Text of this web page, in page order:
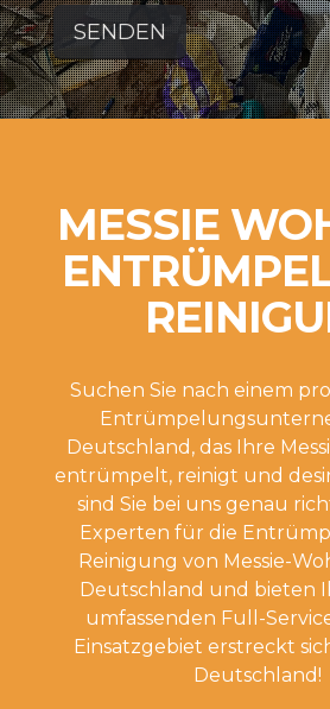
MESSIE
Suchen Sie nach einem
Deutschland, das Ihre
entrümpelt, reinigt und
sind Sie bei uns genau
Experten für die
Reinigung von Messie-
Deutschland und bieten
umfassenden Full-
Einsatzgebiet erstreckt
Deutschland!